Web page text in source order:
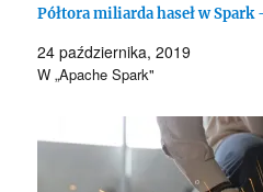
Półtora miliarda haseł w Spark
24 października, 2019
W „Apache Spark"